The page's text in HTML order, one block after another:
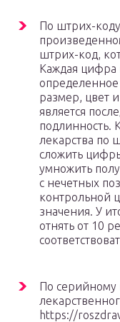
По штрих-
штрих-код,
Каждая цифра
определенное
размер, цвет
является
подлинность.
лекарства по
сложить
умножить
с нечетных
контрольной
значения. У
отнять от 10
По серийному
https://